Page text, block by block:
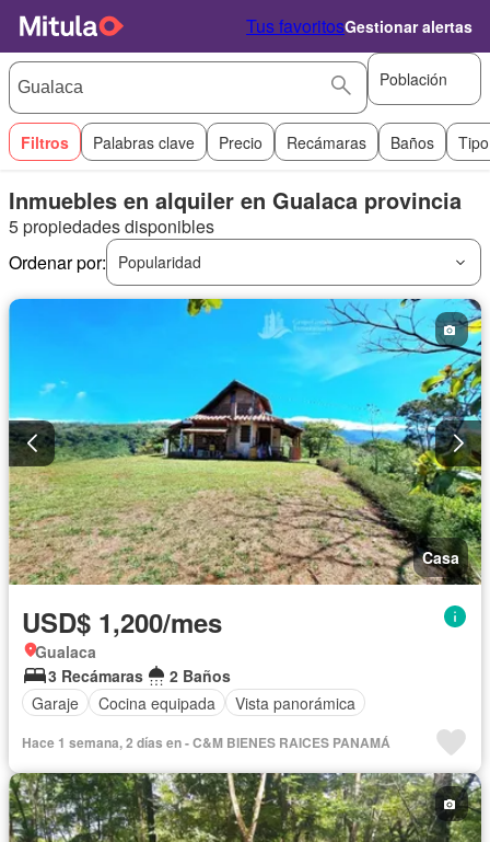
Tus favoritosGestionar alertas
Población
Filtros Palabras clave Precio Recámaras Baños
Inmuebles en alquiler en Gualaca provincia
5 propiedades disponibles
Ordenar por:
Popularidad
Casa
USD$ 1,200/mes
Gualaca
3 Recámaras
2 Baños
Garaje
Cocina equipada Vista panorámica
Hace 1 semana, 2 días en - C&M BIENES RAICES PANAMÁ